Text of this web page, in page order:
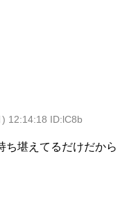
12:14:18 ID:lC8b
ち堪えてるだけだから